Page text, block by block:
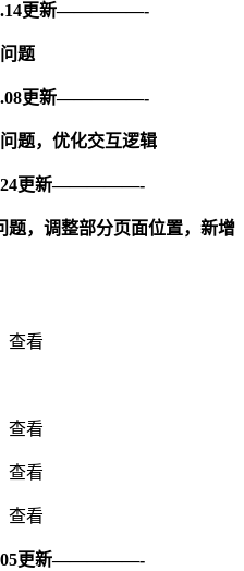
更新—————-
题
更新—————-
题，优化交互逻辑
更新—————-
题，调整部分页面位置，新增
查看
查看
查看
查看
更新—————-